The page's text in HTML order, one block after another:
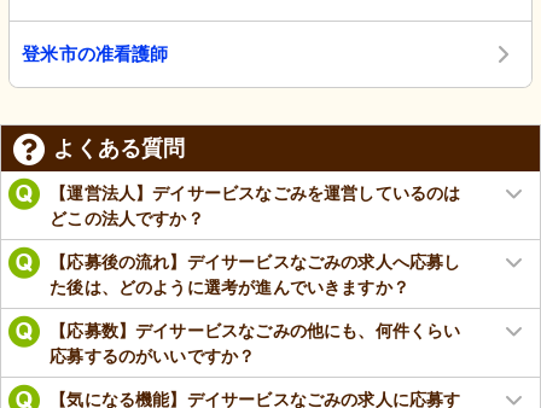
登米市の准看護師
よくある質問
【運営法人】デイサービスなごみを運営しているのは
どこの法人ですか？
【応募後の流れ】デイサービスなごみの求人へ応募し
た後は、どのように選考が進んでいきますか？
【応募数】デイサービスなごみの他にも、何件くらい
応募するのがいいですか？
【気になる機能】デイサービスなごみの求人に応募す